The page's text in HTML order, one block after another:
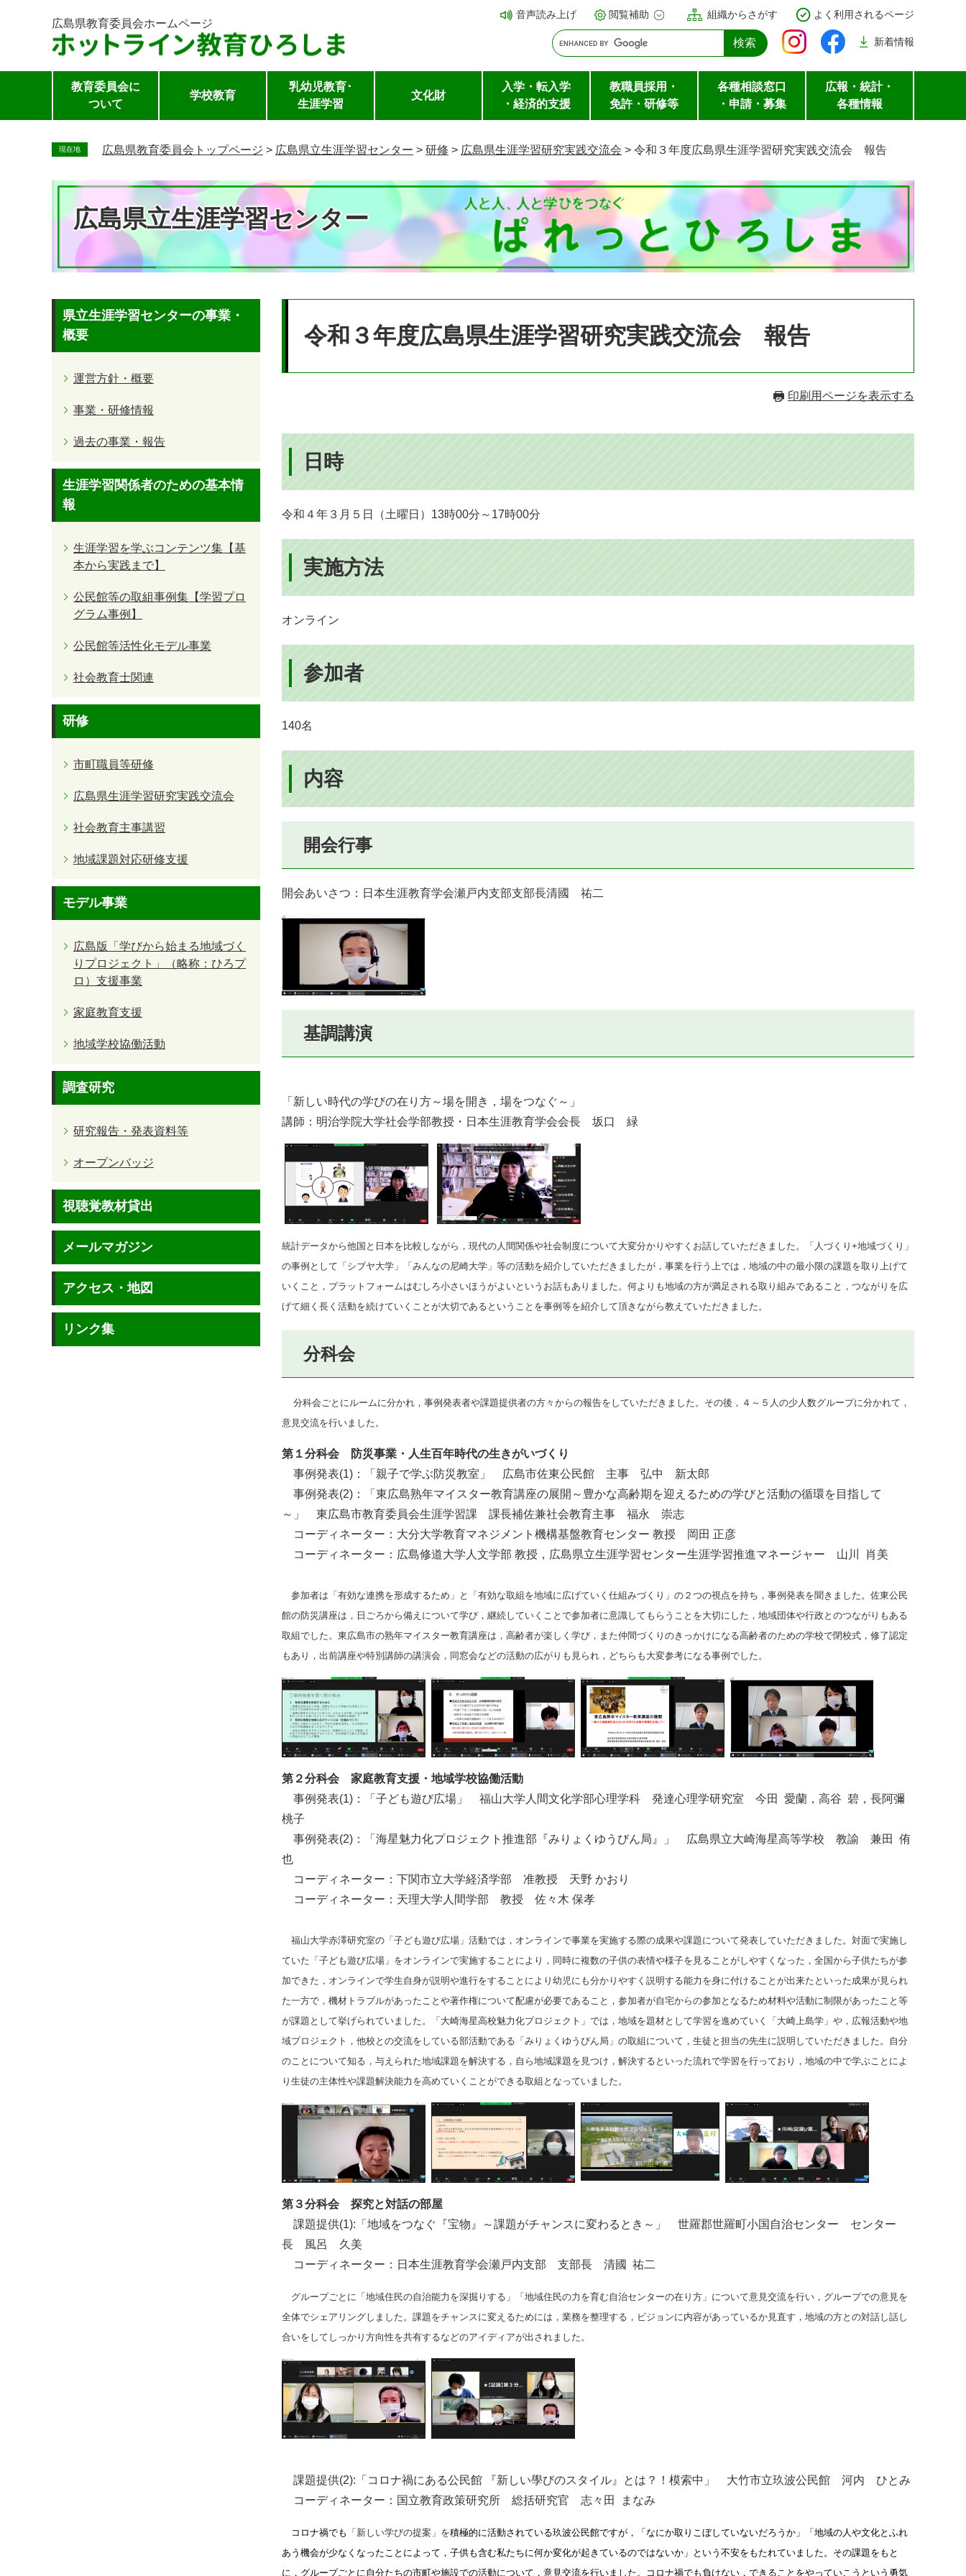
ー
し
広島県教育委員会ホームページ
音声読み上げ 閲覧補助 組織からさがす よく利用されるページ
新着情報
教育委員会に
ついて
学校教育
乳幼児教育･
生涯学習
文化財
入学・転入学
・経済的支援
教職員採用・
免許・研修等
各種相談窓口
・申請・募集
広報・統計・
各種情報
現在地 広島県教育委員会トップページ > 広島県立生涯学習センター > 研修 > 広島県生涯学習研究実践交流会 > 令和３年度広島県生涯学習研究実践交流会 報告
広島県立生涯学習センター
令和３年度広島県生涯学習研究実践交流会 報告
印刷用ページを表示する
日時
令和４年３月５日（土曜日）13時00分～17時00分
実施方法
オンライン
参加者
140名
内容
開会行事
開会あいさつ：日本生涯教育学会瀬戸内支部支部長清國 祐二
基調講演
「新しい時代の学びの在り方～場を開き，場をつなぐ～」
講師：明治学院大学社会学部教授・日本生涯教育学会会長 坂口 緑
統計データから他国と日本を比較しながら，現代の人間関係や社会制度について大変分かりやすくお話していただきました。「人づくり+地域づくり」
の事例として「シブヤ大学」「みんなの尼崎大学」等の活動を紹介していただきましたが，事業を行う上では，地域の中の最小限の課題を取り上げて
いくこと，プラットフォームはむしろ小さいほうがよいというお話もありました。何よりも地域の方が満足される取り組みであること，つながりを広
げて細く長く活動を続けていくことが大切であるということを事例等を紹介して頂きながら教えていただきました。
分科会
分科会ごとにルームに分かれ，事例発表者や課題提供者の方々からの報告をしていただきました。その後，４～５人の少人数グループに分かれて，
意見交流を行いました。
第１分科会 防災事業・人生百年時代の生きがいづくり
事例発表(1)：「親子で学ぶ防災教室」 広島市佐東公民館 主事 弘中 新太郎
事例発表(2)：「東広島熟年マイスター教育講座の展開～豊かな高齢期を迎えるための学びと活動の循環を目指して
～」 東広島市教育委員会生涯学習課 課長補佐兼社会教育主事 福永 崇志
コーディネーター：大分大学教育マネジメント機構基盤教育センター 教授 岡田 正彦
コーディネーター：広島修道大学人文学部 教授，広島県立生涯学習センター生涯学習推進マネージャー 山川 肖美
参加者は「有効な連携を形成するため」と「有効な取組を地域に広げていく仕組みづくり」の２つの視点を持ち，事例発表を聞きました。佐東公民
館の防災講座は，日ごろから備えについて学び，継続していくことで参加者に意識してもらうことを大切にした，地域団体や行政とのつながりもある
取組でした。東広島市の熟年マイスター教育講座は，高齢者が楽しく学び，また仲間づくりのきっかけになる高齢者のための学校で閉校式，修了認定
もあり，出前講座や特別講師の講演会，同窓会などの活動の広がりも見られ，どちらも大変参考になる事例でした。
第２分科会 家庭教育支援・地域学校協働活動
事例発表(1)：「子ども遊び広場」 福山大学人間文化学部心理学科 発達心理学研究室 今田 愛蘭，高谷 碧，長阿彌
桃子
事例発表(2)：「海星魅力化プロジェクト推進部『みりょくゆうびん局』」 広島県立大崎海星高等学校 教諭 兼田 侑
也
コーディネーター：下関市立大学経済学部 准教授 天野 かおり
コーディネーター：天理大学人間学部 教授 佐々木 保孝
福山大学赤澤研究室の「子ども遊び広場」活動では，オンラインで事業を実施する際の成果や課題について発表していただきました。対面で実施し
ていた「子ども遊び広場」をオンラインで実施することにより，同時に複数の子供の表情や様子を見ることがしやすくなった，全国から子供たちが参
加できた，オンラインで学生自身が説明や進行をすることにより幼児にも分かりやすく説明する能力を身に付けることが出来たといった成果が見られ
た一方で，機材トラブルがあったことや著作権について配慮が必要であること，参加者が自宅からの参加となるため材料や活動に制限があったこと等
が課題として挙げられていました。「大崎海星高校魅力化プロジェクト」では，地域を題材として学習を進めていく「大崎上島学」や，広報活動や地
域プロジェクト，他校との交流をしている部活動である「みりょくゆうびん局」の取組について，生徒と担当の先生に説明していただきました。自分
のことについて知る，与えられた地域課題を解決する，自ら地域課題を見つけ，解決するといった流れで学習を行っており，地域の中で学ぶことによ
り生徒の主体性や課題解決能力を高めていくことができる取組となっていました。
第３分科会 探究と対話の部屋
課題提供(1):「地域をつなぐ『宝物』～課題がチャンスに変わるとき～」 世羅郡世羅町小国自治センター センター
長 風呂 久美
コーディネーター：日本生涯教育学会瀬戸内支部 支部長 清國 祐二
グループごとに「地域住民の自治能力を深掘りする」「地域住民の力を育む自治センターの在り方」について意見交流を行い，グループでの意見を
全体でシェアリングしました。課題をチャンスに変えるためには，業務を整理する，ビジョンに内容があっているか見直す，地域の方との対話し話し
合いをしてしっかり方向性を共有するなどのアイディアが出されました。
課題提供(2):「コロナ禍にある公民館 『新しい學びのスタイル』とは？！模索中」 大竹市立玖波公民館 河内 ひとみ
コーディネーター：国立教育政策研究所 総括研究官 志々田 まなみ
コロナ禍でも 「新しい学びの提案」を積極的に活動されている玖波公民館ですが，「なにか取りこぼしていないだろうか」「地域の人や文化とふれ
あう機会が少なくなったことによって，子供も含む私たちに何か変化が起きているのではないか」という不安をもたれていました。その課題をもと
に，グループごとに自分たちの市町や施設での活動について，意見交流を行いました。コロナ禍でも負けない，できることをやっていこうという勇気
県立生涯学習センターの事業・
概要
運営方針・概要
事業・研修情報
過去の事業・報告
生涯学習関係者のための基本情
報
生涯学習を学ぶコンテンツ集【基
本から実践まで】
公民館等の取組事例集【学習プロ
グラム事例】
公民館等活性化モデル事業
社会教育士関連
研修
市町職員等研修
広島県生涯学習研究実践交流会
社会教育主事講習
地域課題対応研修支援
モデル事業
広島版「学びから始まる地域づく
りプロジェクト」（略称：ひろプ
ロ）支援事業
家庭教育支援
地域学校協働活動
調査研究
研究報告・発表資料等
オープンバッジ
視聴覚教材貸出
メールマガジン
アクセス・地図
リンク集